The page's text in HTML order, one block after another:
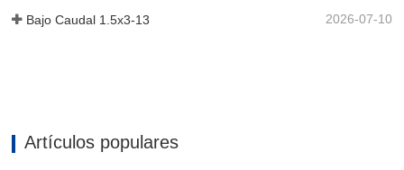
Bajo Caudal 1.5x3-13 2026-07-10
Artículos populares